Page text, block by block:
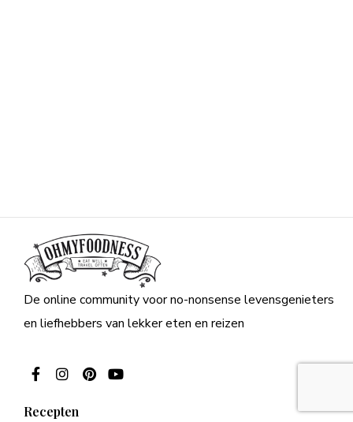
De online community voor no-nonsense levensgenieters
en liefhebbers van lekker eten en reizen
Recepten